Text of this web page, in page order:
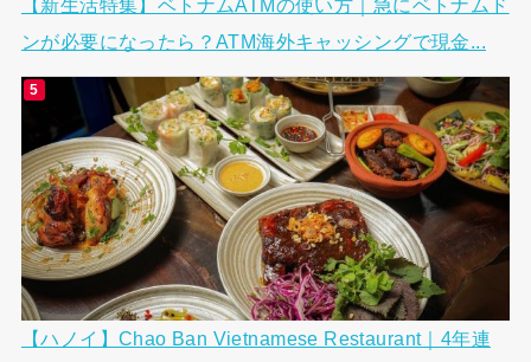
【新生活特集】ベトナムATMの使い方｜急にベトナムド
ンが必要になったら？ATM海外キャッシングで現金...
【ハノイ】Chao Ban Vietnamese Restaurant｜4年連